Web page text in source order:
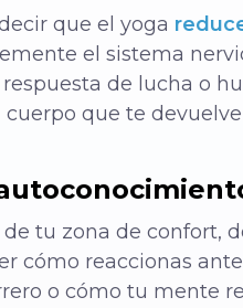
que el yoga
el sistema
de lucha o
que te
tu zona de confort,
cómo reaccionas
o cómo tu mente